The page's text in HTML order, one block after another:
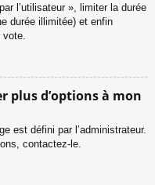
l’utilisateur », limiter la durée
durée illimitée) et enfin
plus d’options à mon
est défini par l’administrateur.
contactez-le.